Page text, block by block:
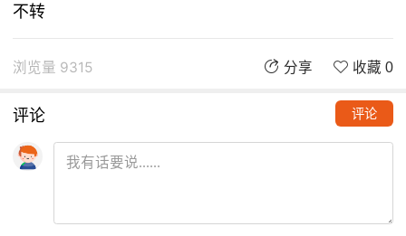
不转
浏览量 9315 分享 收藏 0
评论 评论